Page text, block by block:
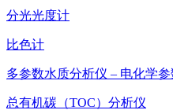
分光光度计
比色计
多参数水质分析仪 – 电化学
总有机碳（TOC）分析仪